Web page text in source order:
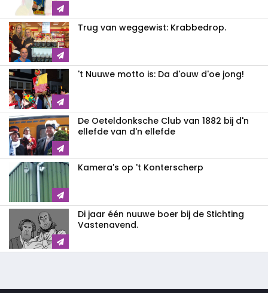
Trug van weggewist: Krabbedrop.
't Nuuwe motto is: Da d'ouw d'oe jong!
De Oeteldonksche Club van 1882 bij d'n
ellefde van d'n ellefde
Kamera's op 't Konterscherp
Di jaar één nuuwe boer bij de Stichting
Vastenavend.